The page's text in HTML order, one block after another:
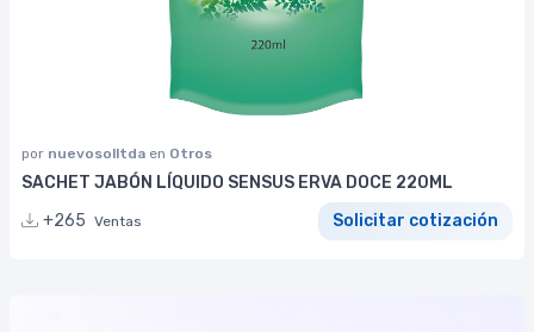
por nuevosolltda en Otros
SACHET JABÓN LÍQUIDO SENSUS ERVA DOCE 220ML
+265 Ventas Solicitar cotización